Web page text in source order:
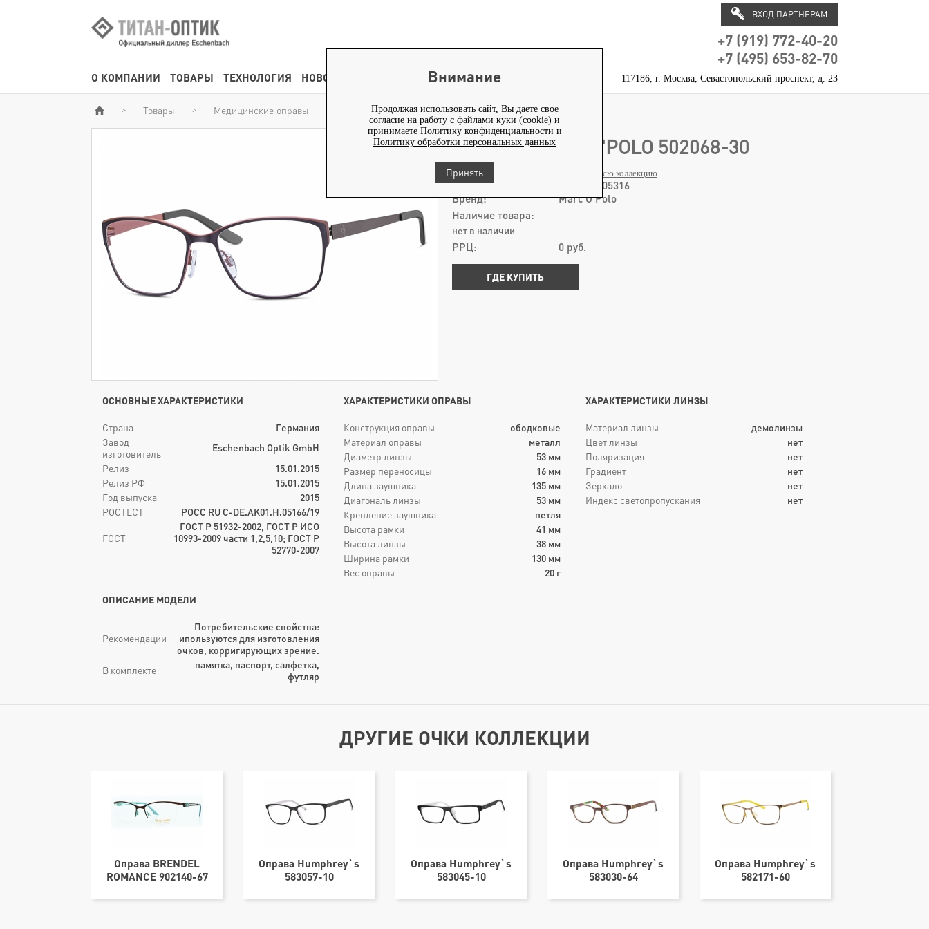
Внимание
Продолжая использовать сайт, Вы даете свое
согласие на работу с файлами куки (cookie) и
принимаете Политику конфиденциальности и
Политику обработки персональных данных
Принять
ВХОД ПАРТНЕРАМ
+7 (919) 772-40-20
+7 (495) 653-82-70
О КОМПАНИИ ТОВАРЫ ТЕХНОЛОГИЯ НОВОСТИ 117186, г. Москва, Севастопольский проспект, д. 23
> Товары > Медицинские оправы ОПРАВА MARC O'POLO 502068-30
ОПРАВА MARC O'POLO 502068-30
Коллекция 2015 Смотреть всю коллекцию
Артикул:
502068-305316
Бренд:
Marc O'Polo
Наличие товара:
нет в наличии
РРЦ: 0 руб.
ГДЕ КУПИТЬ
ОСНОВНЫЕ ХАРАКТЕРИСТИКИ
Страна
Германия
Завод
изготовитель
Eschenbach Optik GmbH
Релиз
15.01.2015
Релиз РФ
15.01.2015
Год выпуска
2015
РОСТЕСТ
РОСС RU C-DE.AK01.H.05166/19
ГОСТ
ГОСТ Р 51932-2002, ГОСТ Р ИСО
10993-2009 части 1,2,5,10; ГОСТ Р
52770-2007
ХАРАКТЕРИСТИКИ ОПРАВЫ
Конструкция оправы
ободковые
Материал оправы
металл
Диаметр линзы
53 мм
Размер переносицы
16 мм
Длина заушника
135 мм
Диагональ линзы
53 мм
Крепление заушника
петля
Высота рамки
41 мм
Высота линзы
38 мм
Ширина рамки
130 мм
Вес оправы
20 г
ХАРАКТЕРИСТИКИ ЛИНЗЫ
Материал линзы
демолинзы
Цвет линзы
нет
Поляризация
нет
Градиент
нет
Зеркало
нет
Индекс светопропускания
нет
ОПИСАНИЕ МОДЕЛИ
Рекомендации
Потребительские свойства:
ипользуются для изготовления
очков, корригирующих зрение.
В комплекте
памятка, паспорт, салфетка,
футляр
ДРУГИЕ ОЧКИ КОЛЛЕКЦИИ
Оправа BRENDEL
ROMANCE 902140-67
Оправа Humphrey`s
583057-10
Оправа Humphrey`s
583045-10
Оправа Humphrey`s
583030-64
Оправа Humphrey`s
582171-60